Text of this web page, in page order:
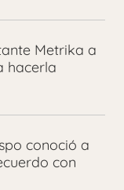
Metrika a
hacerla
conoció a
con